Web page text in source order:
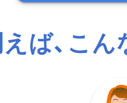
ば、こ